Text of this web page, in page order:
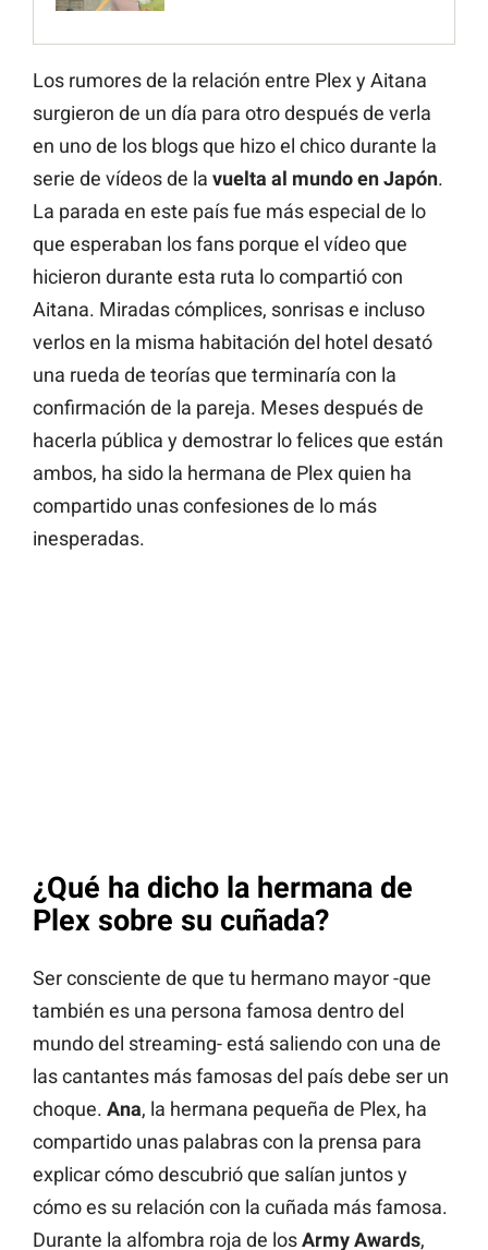
Los rumores de la relación entre Plex y Aitana
surgieron de un día para otro después de verla
en uno de los blogs que hizo el chico durante la
serie de vídeos de la vuelta al mundo en Japón.
La parada en este país fue más especial de lo
que esperaban los fans porque el vídeo que
hicieron durante esta ruta lo compartió con
Aitana. Miradas cómplices, sonrisas e incluso
verlos en la misma habitación del hotel desató
una rueda de teorías que terminaría con la
confirmación de la pareja. Meses después de
hacerla pública y demostrar lo felices que están
ambos, ha sido la hermana de Plex quien ha
compartido unas confesiones de lo más
inesperadas.
¿Qué ha dicho la hermana de
Plex sobre su cuñada?
Ser consciente de que tu hermano mayor -que
también es una persona famosa dentro del
mundo del streaming- está saliendo con una de
las cantantes más famosas del país debe ser un
choque. Ana, la hermana pequeña de Plex, ha
compartido unas palabras con la prensa para
explicar cómo descubrió que salían juntos y
cómo es su relación con la cuñada más famosa.
Durante la alfombra roja de losArmy Awards,